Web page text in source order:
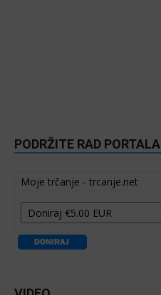
PODRŽITE RAD PORTALA
Moje trčanje - trcanje.net